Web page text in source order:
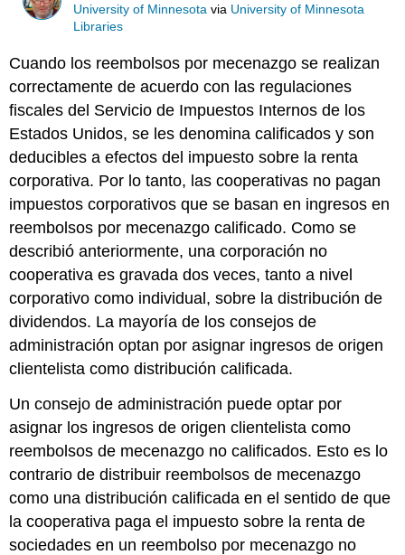
University of Minnesota via University of Minnesota
Libraries
Cuando los reembolsos por mecenazgo se realizan
correctamente de acuerdo con las regulaciones
fiscales del Servicio de Impuestos Internos de los
Estados Unidos, se les denomina calificados y son
deducibles a efectos del impuesto sobre la renta
corporativa. Por lo tanto, las cooperativas no pagan
impuestos corporativos que se basan en ingresos en
reembolsos por mecenazgo calificado. Como se
describió anteriormente, una corporación no
cooperativa es gravada dos veces, tanto a nivel
corporativo como individual, sobre la distribución de
dividendos. La mayoría de los consejos de
administración optan por asignar ingresos de origen
clientelista como distribución calificada.
Un consejo de administración puede optar por
asignar los ingresos de origen clientelista como
reembolsos de mecenazgo no calificados. Esto es lo
contrario de distribuir reembolsos de mecenazgo
como una distribución calificada en el sentido de que
la cooperativa paga el impuesto sobre la renta de
sociedades en un reembolso por mecenazgo no